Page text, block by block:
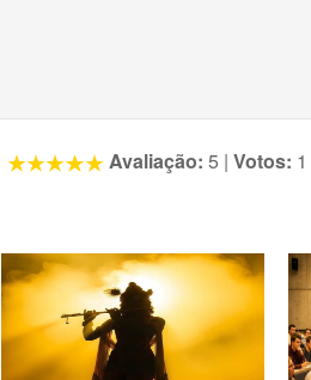
Avaliação: 5 | Votos: 1